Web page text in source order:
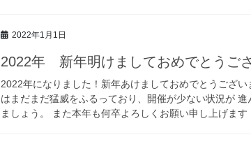
2022年1月1日
2022年 新年明けましておめでとうご
2022年になりました！新年あけましておめでとうござ
はまだまだ猛威をふるっており、開催が少ない状況が 進
ましょう。 また本年も何卒よろしくお願い申し上げま